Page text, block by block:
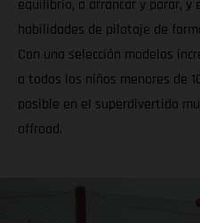
equilibrio, a arrancar y parar, y
habilidades de pilotaje de
Con una selección modelos
a todos los niños menores de
posible en el superdivertido
offroad.